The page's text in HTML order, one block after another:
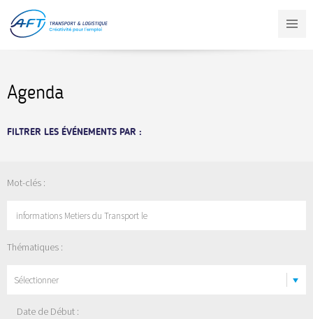
contenu
principal
Agenda
FILTRER LES ÉVÉNEMENTS PAR :
Mot-clés :
Thématiques :
Sélectionner
Date de Début :